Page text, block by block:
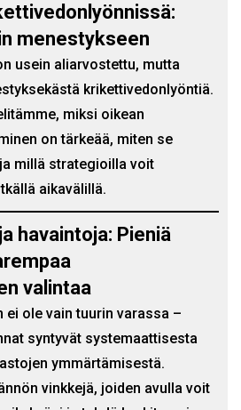
menestykseen
usein aliarvostettu, mutta
krikettivedonlyöntiä.
miksi oikean
on tärkeää, miten se
millä strategioilla voit
aikavälillä.
havaintoja: Pieniä
valintaa
ei ole vain tuurin varassa –
syntyvät systemaattisesta
ymmärtämisestä.
vinkkejä, joiden avulla voit